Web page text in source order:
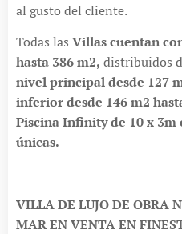
al gusto del cliente.
Todas las Villas cuentan
hasta 386 m2, distribuidos
nivel principal desde 127
inferior desde 146 m2
Piscina Infinity de 10 x 3m
únicas.
VILLA DE LUJO DE OBRA
MAR EN VENTA EN